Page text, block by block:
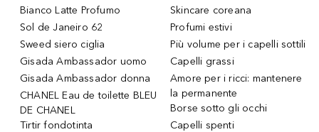
Bianco Latte Profumo
Sol de Janeiro 62
Sweed siero ciglia
Gisada Ambassador uomo
Gisada Ambassador donna
CHANEL Eau de toilette BLEU
DE CHANEL
Tirtir fondotinta
Skincare coreana
Profumi estivi
Più volume per i capelli sottili
Capelli grassi
Amore per i ricci: mantenere
la permanente
Borse sotto gli occhi
Capelli spenti